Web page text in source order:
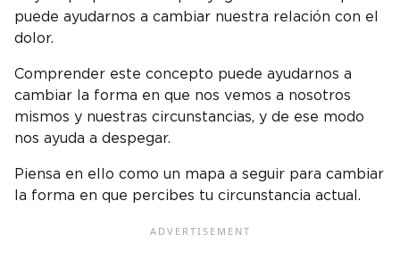
puede ayudarnos a cambiar nuestra relación con el
dolor.
Comprender este concepto puede ayudarnos a
cambiar la forma en que nos vemos a nosotros
mismos y nuestras circunstancias, y de ese modo
nos ayuda a despegar.
Piensa en ello como un mapa a seguir para cambiar
la forma en que percibes tu circunstancia actual.